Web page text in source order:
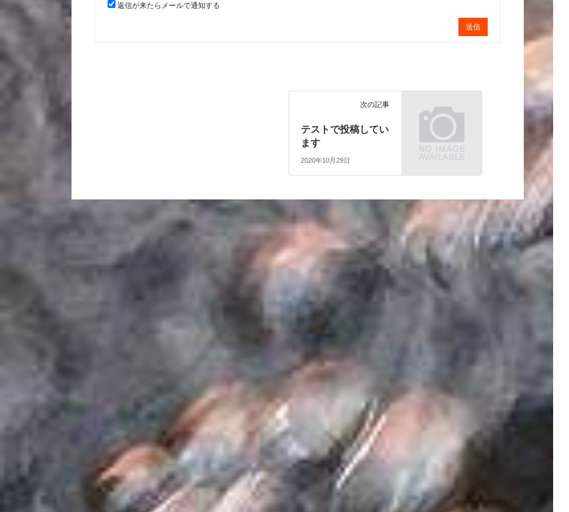
返信が来たらメールで通知する
送信
次の記事
テストで投稿してい
ます
2020年10月29日